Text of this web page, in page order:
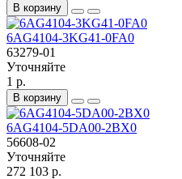
В корзину
6AG4104-3KG41-0FA0
63279-01
Уточняйте
1 р.
В корзину
6AG4104-5DA00-2BX0
56608-02
Уточняйте
272 103 р.